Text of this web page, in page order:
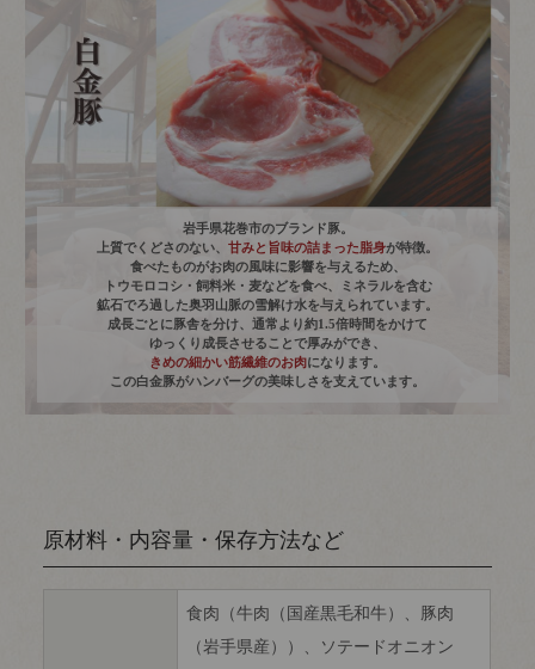
岩手県花巻市のブランド豚。
上質でくどさのない、 甘みと旨味の詰まった脂身が特徴。
食べたものがお肉の風味に影響を与えるため、
トウモロコシ・飼料米・麦などを食べ、ミネラルを含む
鉱石でろ過した奥羽山脈の雪解け水を与えられています。
成長ごとに豚舎を分け、通常より約1.5倍時間をかけて
ゆっくり成長させることで厚みができ、
きめの細かい筋繊維のお肉になります。
この白金豚がハンバーグの美味しさを支えています。
原材料・内容量・保存方法など
食肉（牛肉（国産黒毛和牛）、豚肉
（岩手県産））、ソテードオニオン